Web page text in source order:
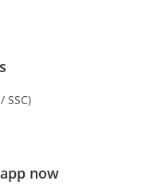
SSC)
now